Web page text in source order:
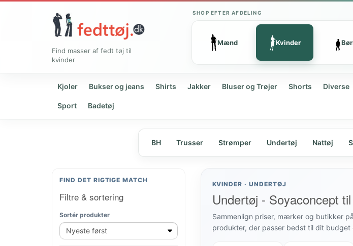
Find masser af fedt tøj til
kvinder
SHOP EFTER AFDELING
Mænd Kvinder
Kjoler Bukser og jeans Shirts Jakker Bluser og Trøjer Shorts Diverse
Sport Badetøj
BH Trusser Strømper Undertøj Nattøj
FIND DET RIGTIGE MATCH
Filtre & sortering
Sortér produkter
KVINDER · UNDERTØJ
Undertøj - Soyaconcept
Sammenlign priser, mærker og butikker
produkter, der passer bedst til dit